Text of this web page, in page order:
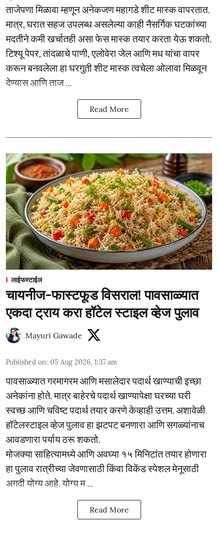
ताजेपणा मिळावा म्हणून अनेकजण महागडे शीट मास्क वापरतात.
मात्र, घरात सहज उपलब्ध असलेल्या काही नैसर्गिक घटकांच्या
मदतीने कमी खर्चातही असा फेस मास्क तयार करता येऊ शकतो.
टिश्यू पेपर, तांदळाचे पाणी, एलोवेरा जेल आणि मध यांचा वापर
करून बनवलेला हा घरगुती शीट मास्क त्वचेला ओलावा मिळवून
देण्यास आणि ताज ...
Read More
लाईफस्टाईल
चायनीज-फास्टफूड विसराल! पावसाळ्यात
एकदा ट्राय करा हॉटेल स्टाइल व्हेज पुलाव
Mayuri Gawade
Published on: 05 Aug 2026, 1:37 am
पावसाळ्यात गरमागरम आणि मसालेदार पदार्थ खाण्याची इच्छा
अनेकांना होते. मात्र बाहेरचे पदार्थ खाण्यापेक्षा घरच्या घरी
स्वच्छ आणि चविष्ट पदार्थ तयार करणे केव्हाही उत्तम. अशावेळी
हॉटेलस्टाइल व्हेज पुलाव हा झटपट बनणारा आणि सगळ्यांनाच
आवडणारा पर्याय ठरू शकतो.
मोजक्या साहित्यामध्ये आणि अवघ्या १५ मिनिटांत तयार होणारा
हा पुलाव रात्रीच्या जेवणासाठी किंवा विकेंड स्पेशल मेनूसाठी
अगदी योग्य आहे. योग्य म ...
Read More